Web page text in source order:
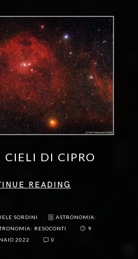
CIELI DI CIPRO
READING
SORDINI
ASTRONOMIA:
RESOCONTI
9
2022
0